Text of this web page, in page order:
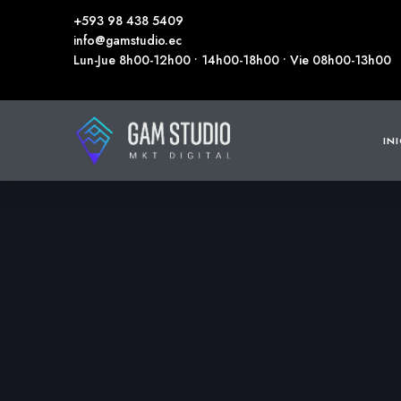
+593 98 438 5409
info@gamstudio.ec
Lun-Jue 8h00-12h00 • 14h00-18h00 • Vie 08h00-13h00